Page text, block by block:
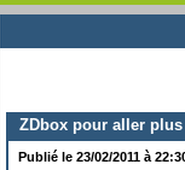
ZDbox pour aller
Publié le 23/02/2011 à